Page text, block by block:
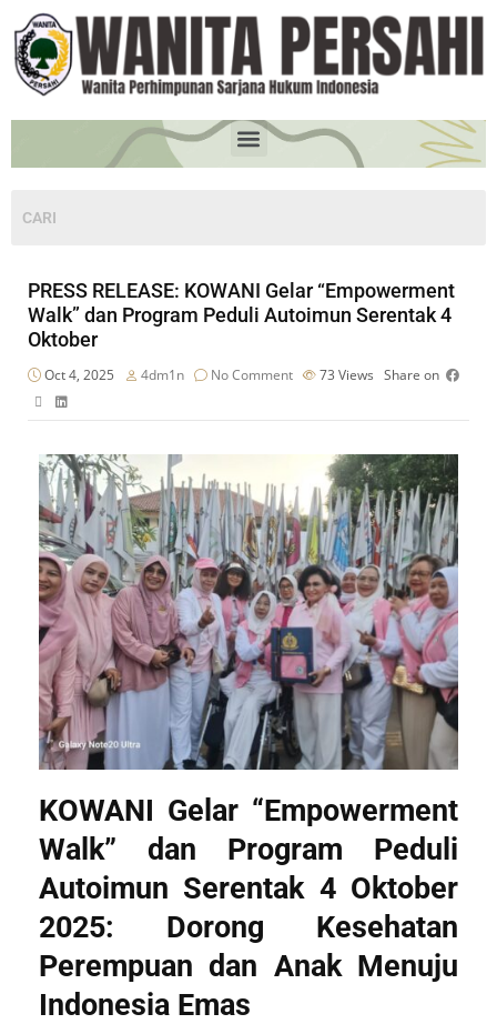
PRESS RELEASE: KOWANI Gelar “Empowerment
Walk” dan Program Peduli Autoimun Serentak 4
Oktober
Oct 4, 2025 4dm1n No Comment 73 Views Share on
KOWANI Gelar “Empowerment
Walk” dan Program Peduli
Autoimun Serentak 4 Oktober
2025: Dorong Kesehatan
Perempuan dan Anak Menuju
Indonesia Emas